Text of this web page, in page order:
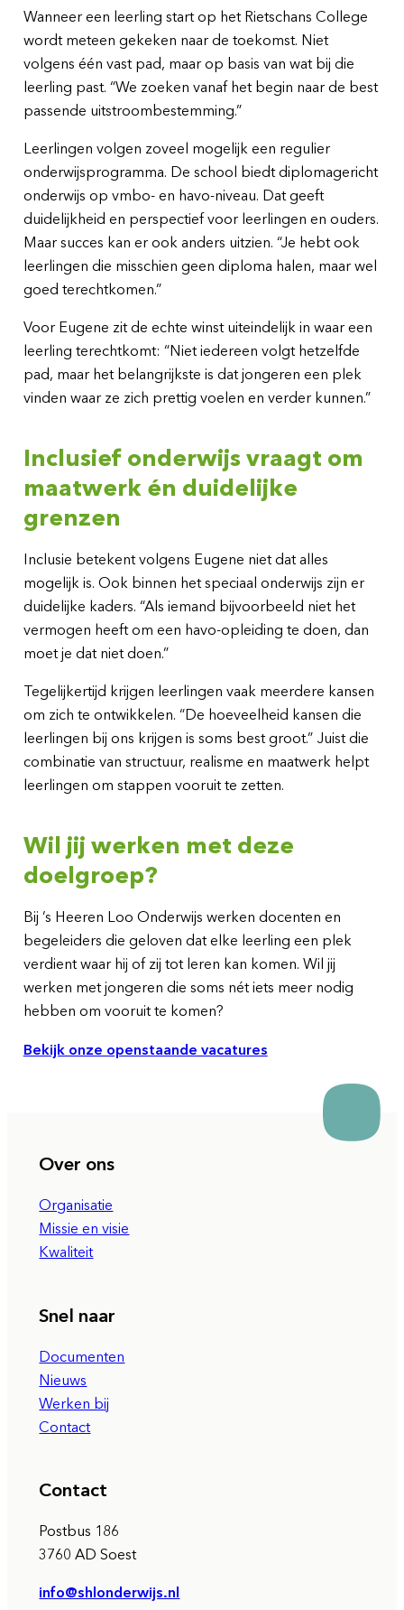
Wanneer een leerling start op het Rietschans College
wordt meteen gekeken naar de toekomst. Niet
volgens één vast pad, maar op basis van wat bij die
leerling past. “We zoeken vanaf het begin naar de best
passende uitstroombestemming.”
Leerlingen volgen zoveel mogelijk een regulier
onderwijsprogramma. De school biedt diplomagericht
onderwijs op vmbo- en havo-niveau. Dat geeft
duidelijkheid en perspectief voor leerlingen en ouders.
Maar succes kan er ook anders uitzien. “Je hebt ook
leerlingen die misschien geen diploma halen, maar wel
goed terechtkomen.”
Voor Eugene zit de echte winst uiteindelijk in waar een
leerling terechtkomt: “Niet iedereen volgt hetzelfde
pad, maar het belangrijkste is dat jongeren een plek
vinden waar ze zich prettig voelen en verder kunnen.”
Inclusief onderwijs vraagt om
maatwerk én duidelijke
grenzen
Inclusie betekent volgens Eugene niet dat alles
mogelijk is. Ook binnen het speciaal onderwijs zijn er
duidelijke kaders. “Als iemand bijvoorbeeld niet het
vermogen heeft om een havo-opleiding te doen, dan
moet je dat niet doen.”
Tegelijkertijd krijgen leerlingen vaak meerdere kansen
om zich te ontwikkelen. “De hoeveelheid kansen die
leerlingen bij ons krijgen is soms best groot.” Juist die
combinatie van structuur, realisme en maatwerk helpt
leerlingen om stappen vooruit te zetten.
Wil jij werken met deze
doelgroep?
Bij ’s Heeren Loo Onderwijs werken docenten en
begeleiders die geloven dat elke leerling een plek
verdient waar hij of zij tot leren kan komen. Wil jij
werken met jongeren die soms nét iets meer nodig
hebben om vooruit te komen?
Bekijk onze openstaande vacatures
Over ons
Organisatie
Missie en visie
Kwaliteit
Snel naar
Documenten
Nieuws
Werken bij
Contact
Contact
Postbus 186
3760 AD Soest
info@shlonderwijs.nl